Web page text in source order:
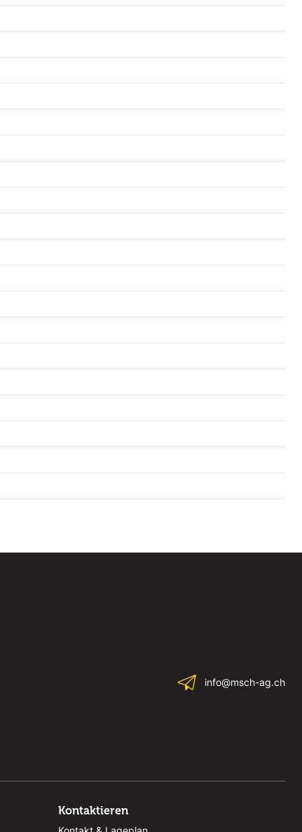
info@msch-ag.ch
Kontaktieren